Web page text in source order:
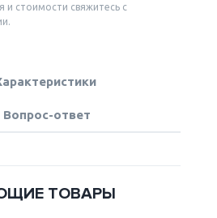
и стоимости свяжитесь с
Вопрос-ответ
ТОВАРЫ